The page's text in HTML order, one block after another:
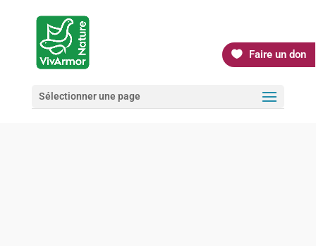
Faire un don
Sélectionner une page